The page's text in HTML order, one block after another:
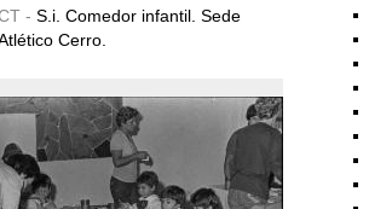
- S.i. Comedor infantil. Sede
Cerro.